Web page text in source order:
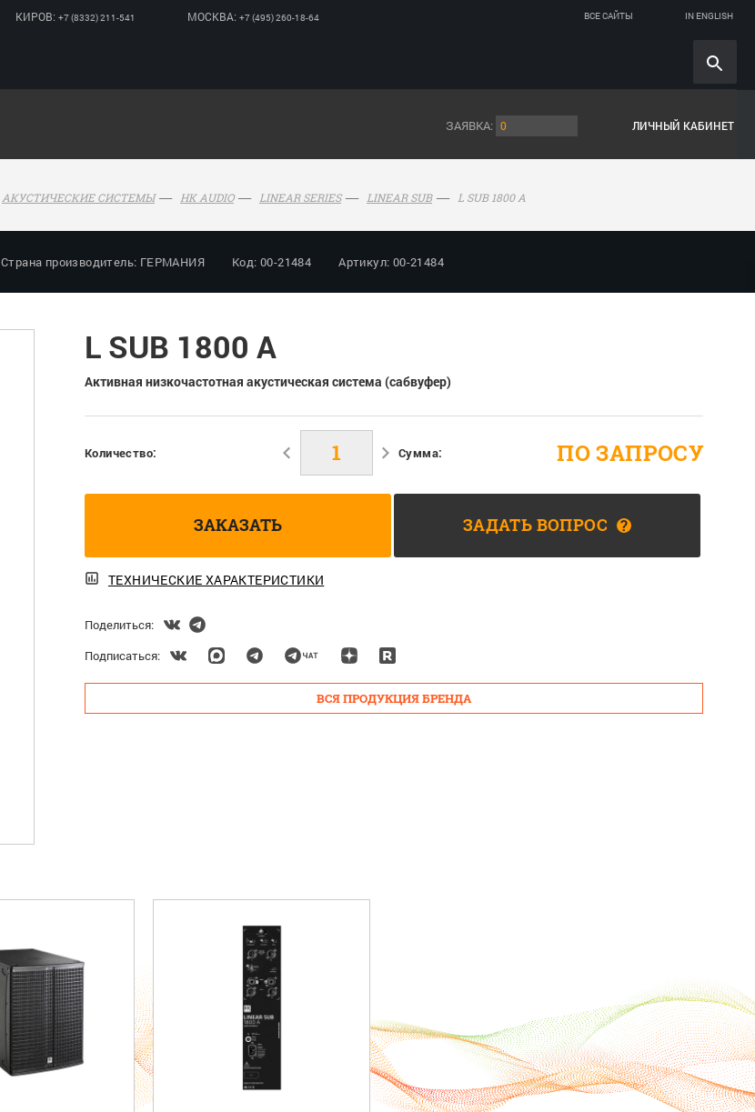
КИРОВ: +7 (8332) 211-541 МОСКВА: +7 (495) 260-18-64 ВСЕ САЙТЫ IN ENGLISH
ЗАЯВКА: 0 ЛИЧНЫЙ КАБИНЕТ
АКУСТИЧЕСКИЕ СИСТЕМЫ HK AUDIO LINEAR SERIES LINEAR SUB L SUB 1800 A
Страна производитель: ГЕРМАНИЯ Код: 00-21484 Артикул: 00-21484
L SUB 1800 A
Активная низкочастотная акустическая система (сабвуфер)
Количество: Сумма: ПО ЗАПРОСУ
ЗАКАЗАТЬ ЗАДАТЬ ВОПРОС ?
ТЕХНИЧЕСКИЕ ХАРАКТЕРИСТИКИ
Поделиться:
Подписаться:
ВСЯ ПРОДУКЦИЯ БРЕНДА